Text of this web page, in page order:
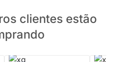
clientes estão